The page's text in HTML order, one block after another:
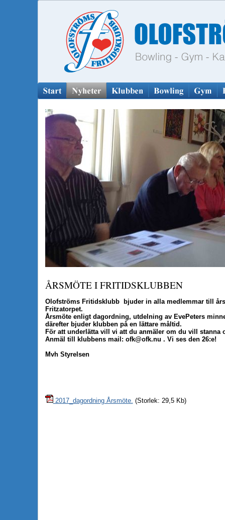
ÅRSMÖTE I FRITIDSKLUBBEN
Olofströms Fritidsklubb bjuder in alla medlemmar till
Fritzatorpet.
Årsmöte enligt dagordning, utdelning av EvePeters
därefter bjuder klubben på en lättare måltid.
För att underlätta vill vi att du anmäler om du vill stanna
Anmäl till klubbens mail: ofk@ofk.nu . Vi ses den 26:e!
Mvh Styrelsen
2017_dagordning Årsmöte. (Storlek: 29,5 Kb)